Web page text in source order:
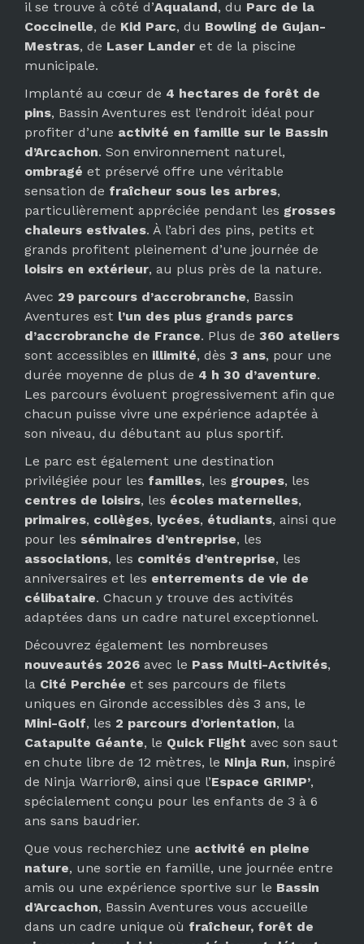
il se trouve à côté d’Aqualand, du Parc de la
Coccinelle, de Kid Parc, du Bowling de Gujan-
Mestras, de Laser Lander et de la piscine
municipale.
Implanté au cœur de 4 hectares de forêt de
pins, Bassin Aventures est l’endroit idéal pour
profiter d’une activité en famille sur le Bassin
d’Arcachon. Son environnement naturel,
ombragé et préservé offre une véritable
sensation de fraîcheur sous les arbres,
particulièrement appréciée pendant les grosses
chaleurs estivales. À l’abri des pins, petits et
grands profitent pleinement d’une journée de
loisirs en extérieur, au plus près de la nature.
Avec 29 parcours d’accrobranche, Bassin
Aventures est l’un des plus grands parcs
d’accrobranche de France. Plus de 360 ateliers
sont accessibles en illimité, dès 3 ans, pour une
durée moyenne de plus de 4 h 30 d’aventure.
Les parcours évoluent progressivement afin que
chacun puisse vivre une expérience adaptée à
son niveau, du débutant au plus sportif.
Le parc est également une destination
privilégiée pour les familles, les groupes, les
centres de loisirs, les écoles maternelles,
primaires, collèges, lycées, étudiants, ainsi que
pour les séminaires d’entreprise, les
associations, les comités d’entreprise, les
anniversaires et les enterrements de vie de
célibataire. Chacun y trouve des activités
adaptées dans un cadre naturel exceptionnel.
Découvrez également les nombreuses
nouveautés 2026 avec le Pass Multi-Activités,
la Cité Perchée et ses parcours de filets
uniques en Gironde accessibles dès 3 ans, le
Mini-Golf, les 2 parcours d’orientation, la
Catapulte Géante, le Quick Flight avec son saut
en chute libre de 12 mètres, le Ninja Run, inspiré
de Ninja Warrior®, ainsi que l’Espace GRIMP’,
spécialement conçu pour les enfants de 3 à 6
ans sans baudrier.
Que vous recherchiez une activité en pleine
nature, une sortie en famille, une journée entre
amis ou une expérience sportive sur le Bassin
d’Arcachon, Bassin Aventures vous accueille
dans un cadre unique où fraîcheur, forêt de